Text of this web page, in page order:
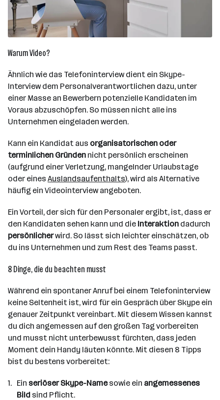
Warum Video?
Ähnlich wie das Telefoninterview dient ein Skype-
Interview dem Personalverantwortlichen dazu, unter
einer Masse an Bewerbern potenzielle Kandidaten im
Voraus abzuschöpfen. So müssen nicht alle ins
Unternehmen eingeladen werden.
Kann ein Kandidat aus organisatorischen oder
terminlichen Gründen nicht persönlich erscheinen
(aufgrund einer Verletzung, mangelnder Urlaubstage
oder eines Auslandsaufenthalts), wird als Alternative
häufig ein Videointerview angeboten.
Ein Vorteil, der sich für den Personaler ergibt, ist, dass er
den Kandidaten sehen kann und die Interaktion dadurch
persönlicherwird. So lässt sich leichter einschätzen, ob
du ins Unternehmen und zum Rest des Teams passt.
8 Dinge, die du beachten musst
Während ein spontaner Anruf bei einem Telefoninterview
keine Seltenheit ist, wird für ein Gespräch über Skype ein
genauer Zeitpunkt vereinbart. Mit diesem Wissen kannst
du dich angemessen auf den großen Tag vorbereiten
und musst nicht unterbewusst fürchten, dass jeden
Moment dein Handy läuten könnte. Mit diesen 8 Tipps
bist du bestens vorbereitet:
Ein seriöser Skype-Namesowie ein angemessenes
Bild sind Pflicht.